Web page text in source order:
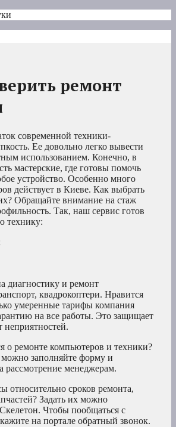
ремонт
современной техники-
Ее довольно легко вывести
использованием. Конечно, в
мастерские, где готовы помочь
устройство. Особенно много
действует в Киеве. Как выбрать
Обращайте внимание на стаж
Так, наш сервис готов
технику:
диагностику и ремонт
квадрокоптери. Нравится
умеренные тарифы компания
на все работы. Это защищает
неприятностей.
о ремонте компьютеров и техники?
можно заполняйте форму и
рассмотрение менеджерам.
относительно сроков ремонта,
Задать их можно
Чтобы пообщаться с
на портале обратный звонок.